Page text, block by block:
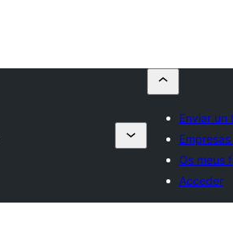
Enviar un
Os meus
Acceder